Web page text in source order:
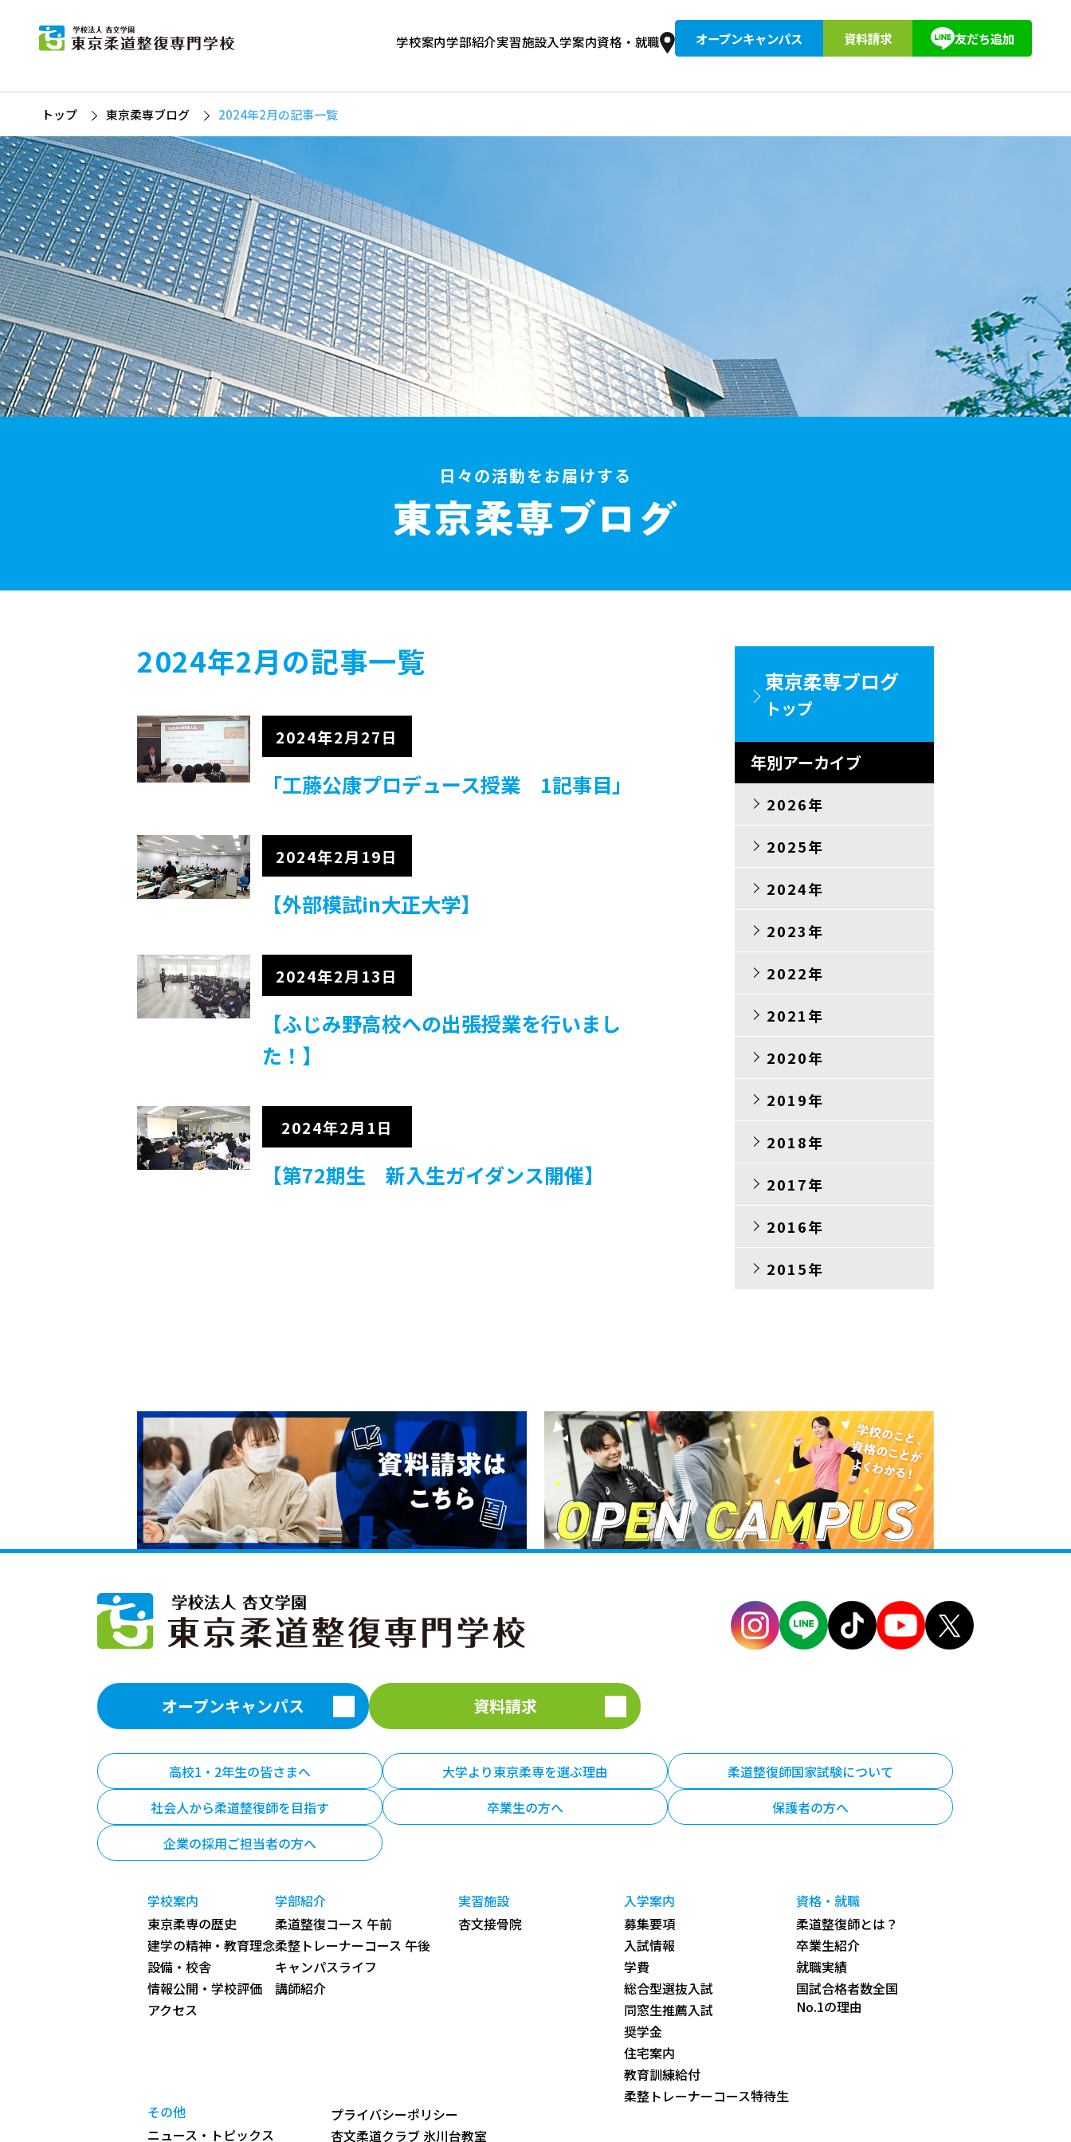
学校案内学部紹介実習施設入学案内資格・就職 オープンキャンパス 資料請求 友だち追加
トップ 東京柔専ブログ 2024年2月の記事一覧
日々の活動をお届けする
2024年2月の記事一覧
2024年2月27日
「工藤公康プロデュース授業 1記事目」
2024年2月19日
【外部模試in大正大学】
2024年2月13日
【ふじみ野高校への出張授業を行いまし
た！】
2024年2月1日
【第72期生 新入生ガイダンス開催】
東京柔専ブログ
トップ
年別アーカイブ
2026年
2025年
2024年
2023年
2022年
2021年
2020年
2019年
2018年
2017年
2016年
2015年
オープンキャンパス 資料請求
高校1・2年生の皆さまへ 大学より東京柔専を選ぶ理由
柔道整復師国家試験について
社会人から柔道整復師を目指す
卒業生の方へ
保護者の方へ
企業の採用ご担当者の方へ
学校案内
東京柔専の歴史
建学の精神・教育理念
設備・校舎
情報公開・学校評価
アクセス
学部紹介
柔道整復コース 午前
柔整トレーナーコース 午後
キャンパスライフ
講師紹介
実習施設
杏文接骨院
入学案内
募集要項
入試情報
学費
総合型選抜入試
同窓生推薦入試
奨学金
住宅案内
教育訓練給付
柔整トレーナーコース特待生
資格・就職
柔道整復師とは？
卒業生紹介
就職実績
国試合格者数全国
No.1の理由
その他
ニュース・トピックス
プライバシーポリシー
杏文柔道クラブ 氷川台教室